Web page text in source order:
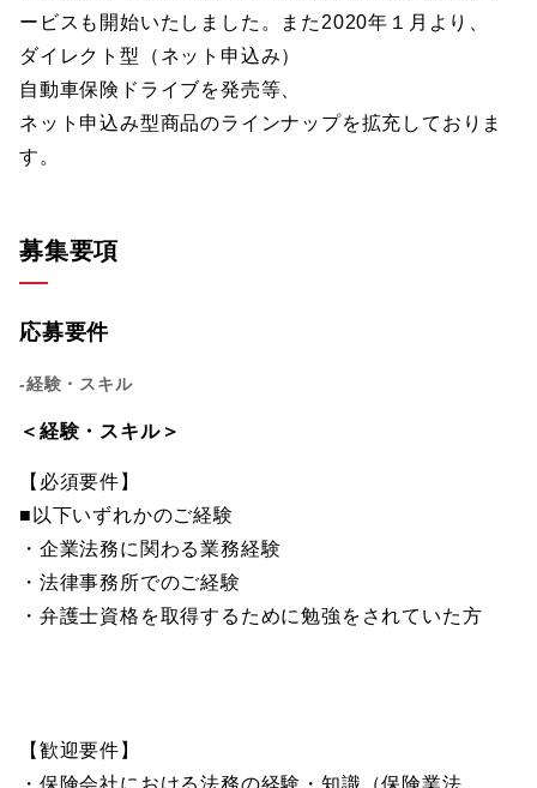
ービスも開始いたしました。また2020年１月より、
ダイレクト型（ネット申込み）
自動車保険ドライブを発売等、
ネット申込み型商品のラインナップを拡充しておりま
す。
募集要項
応募要件
-経験・スキル
＜経験・スキル＞
【必須要件】
■以下いずれかのご経験
・企業法務に関わる業務経験
・法律事務所でのご経験
・弁護士資格を取得するために勉強をされていた方
【歓迎要件】
・保険会社における法務の経験・知識（保険業法、